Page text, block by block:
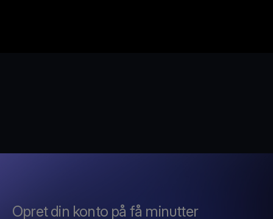
Opret din konto på få minutter